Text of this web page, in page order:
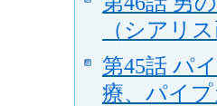
（シアリ
第45話 パ
療、パイ